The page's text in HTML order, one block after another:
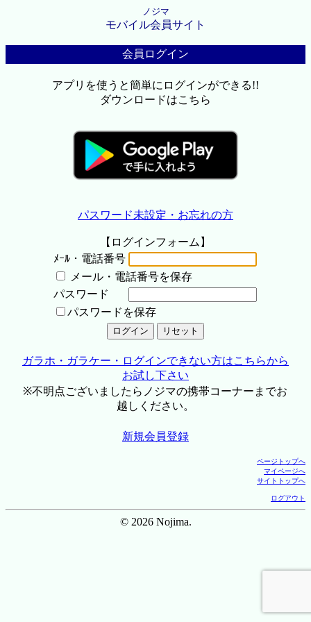
ノジマ
モバイル会員サイト
会員ログイン
アプリを使うと簡単にログインができる!!
ダウンロードはこちら
パスワード未設定・お忘れの方
【ログインフォーム】
ﾒｰﾙ・電話番号
メール・電話番号を保存
パスワード
パスワードを保存
ガラホ・ガラケー・ログインできない方はこちらから
お試し下さい
※不明点ございましたらノジマの携帯コーナーまでお
越しください。
新規会員登録
ページトップへ
マイページへ
サイトトップへ
ログアウト
© 2026 Nojima.